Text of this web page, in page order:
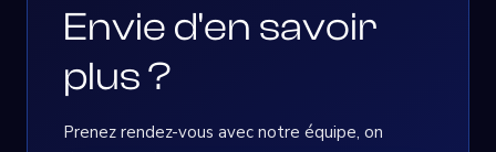
Envie d'en savoir
plus ?
Prenez rendez-vous avec notre équipe, on